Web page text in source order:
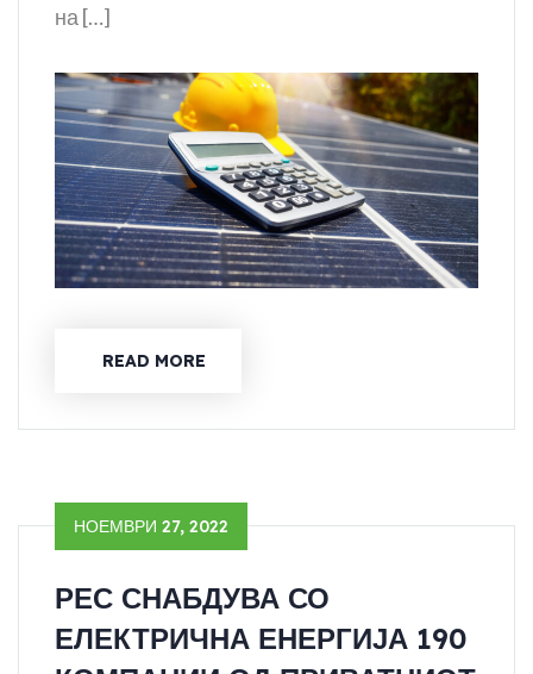
на […]
READ MORE
НОЕМВРИ 27, 2022
РЕС СНАБДУВА СО
ЕЛЕКТРИЧНА ЕНЕРГИЈА 190